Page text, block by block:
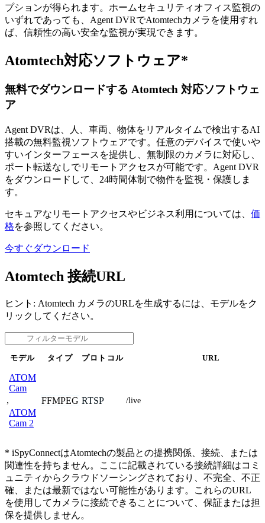
プションが得られます。ホームセキュリティオフィス監視の
いずれであっても、Agent DVRでAtomtechカメラを使用すれ
ば、信頼性の高い安全な監視が実現できます。
Atomtech対応ソフトウェア*
無料でダウンロードする Atomtech 対応ソフトウェ
ア
Agent DVRは、人、車両、物体をリアルタイムで検出するAI
搭載の無料監視ソフトウェアです。任意のデバイスで使いや
すいインターフェースを提供し、無制限のカメラに対応し、
ポート転送なしでリモートアクセスが可能です。Agent DVR
をダウンロードして、24時間体制で物件を監視・保護しま
す。
セキュアなリモートアクセスやビジネス利用については、 価
格を参照してください。
今すぐダウンロード
Atomtech 接続URL
ヒント: Atomtech カメラのURLを生成するには、モデルをク
リックしてください。
モデル タイプ プロトコル URL
ATOM
Cam
,
ATOM
Cam 2
FFMPEG RTSP /live
* iSpyConnectはAtomtechの製品との提携関係、接続、または
関連性を持ちません。ここに記載されている接続詳細はコミ
ュニティからクラウドソーシングされており、不完全、不正
確、または最新ではない可能性があります。これらのURL
を使用してカメラに接続できることについて、保証または担
保を提供しません。